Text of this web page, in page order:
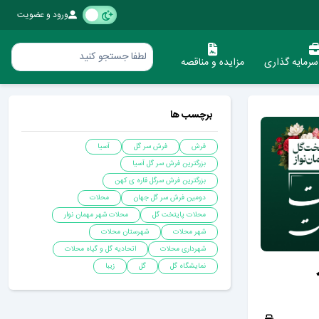
ورود و عضویت
گذاری مزایده و مناقصه
برچسب ها
فرش فرش سر گل
آسیا
بزرگترین فرش سر گل آسیا
بزرگترین فرش سرگل قاره ی کهن
دومین فرش سر گل جهان
محلات
محلات پایتخت گل
محلات شهر مهمان نوار
شهر محلات
شهرستان محلات
شهرداری محلات
اتحادیه گل و گیاه محلات
نمایشگاه گل
گل زیبا